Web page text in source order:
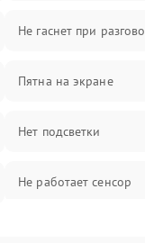
Не гаснет при
Пятна на экране
Нет подсветки
Не работает сенсор